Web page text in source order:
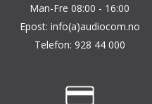
Man-Fre 08:00 - 16:00
Epost: info(a)audiocom.no
Telefon: 928 44 000